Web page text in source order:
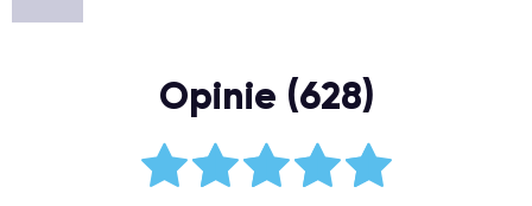
Opinie (628)